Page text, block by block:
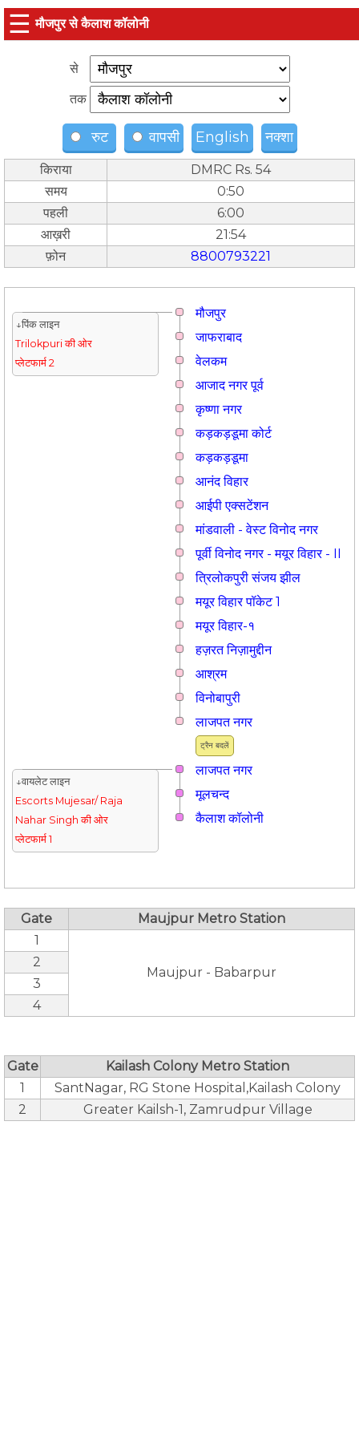
☰ मौजपुर से कैलाश कॉलोनी
से
तक
रुट वापसी English नक्शा
किराया
DMRC Rs. 54
समय
0:50
पहली
6:00
आख़री
21:54
फ़ोन
8800793221
मौजपुर
↓पिंक लाइन
Trilokpuri की ओर
प्लेटफार्म 2
जाफराबाद
वेलकम
आजाद नगर पूर्व
कृष्णा नगर
कड़कड़डूमा कोर्ट
कड़कड़डूमा
आनंद विहार
आईपी एक्सटेंशन
मांडवाली - वेस्ट विनोद नगर
पूर्वी विनोद नगर - मयूर विहार - II
त्रिलोकपुरी संजय झील
मयूर विहार पॉकेट 1
मयूर विहार-१
हज़रत निज़ामुद्दीन
आश्रम
विनोबापुरी
ट्रैन बदलें
लाजपत नगर
लाजपत नगर
↓वायलेट लाइन
Escorts Mujesar/ Raja
Nahar Singh की ओर
प्लेटफार्म 1
मूलचन्द
कैलाश कॉलोनी
Gate
Maujpur Metro Station
1
Maujpur - Babarpur
2
3
4
Gate
Kailash Colony Metro Station
1
SantNagar, RG Stone Hospital,Kailash Colony
2
Greater Kailsh-1, Zamrudpur Village